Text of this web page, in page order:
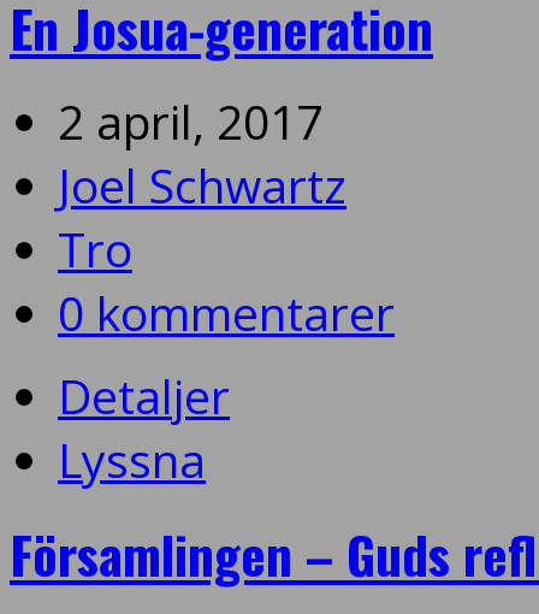
En Josua-generation
2 april, 2017
Joel Schwartz
Tro
0 kommentarer
Detaljer
Lyssna
Församlingen – Guds